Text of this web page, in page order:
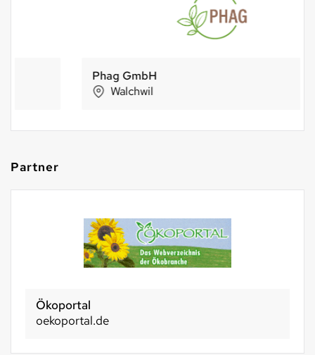
Phag GmbH
Walchwil
Partner
Ökoportal
oekoportal.de